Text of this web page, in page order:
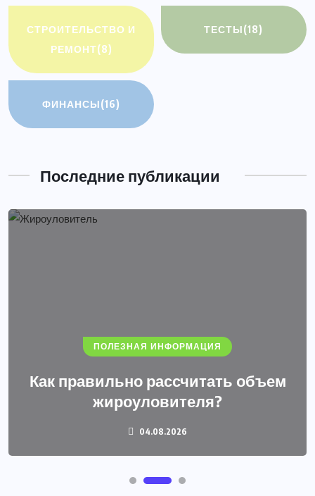
СТРОИТЕЛЬСТВО И
РЕМОНТ(8)
ТЕСТЫ(18)
ФИНАНСЫ(16)
Последние публикации
ПОЛЕЗНАЯ ИНФОРМАЦИЯ
Как правильно рассчитать объем
жироуловителя?
04.08.2026